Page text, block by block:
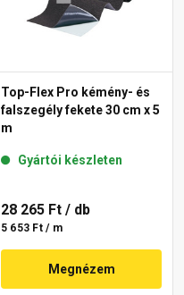
Top-Flex Pro kémény- és
falszegély fekete 30 cm x 5
m
Gyártói készleten
28 265 Ft / db
5 653 Ft / m
Megnézem